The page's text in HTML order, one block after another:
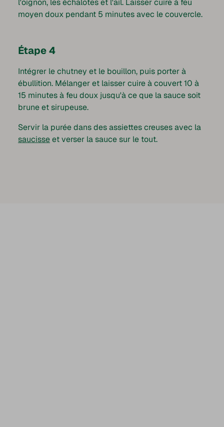
l'oignon, les échalotes et l'ail. Laisser cuire à feu
moyen doux pendant 5 minutes avec le couvercle.
Étape 4
Intégrer le chutney et le bouillon, puis porter à
ébullition. Mélanger et laisser cuire à couvert 10 à
15 minutes à feu doux jusqu'à ce que la sauce soit
brune et sirupeuse.
Servir la purée dans des assiettes creuses avec la
saucisseet verser la sauce sur le tout.